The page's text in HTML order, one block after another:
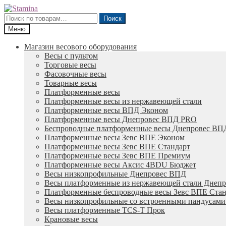
Перейти
к
навигации
Перейти
к
содержимому
Искать:
Поиск
Меню
Магазин весового оборудования
Весы с пультом
Торговые весы
Фасовочные весы
Товарные весы
Платформенные весы
Платформенные весы из нержавеющей стали
Платформенные весы ВПД Эконом
Платформенные весы Днепровес ВПД PRO
Беспроводные платформенные весы Днепровес
Платформенные весы Зевс ВПЕ Эконом
Платформенные весы Зевс ВПЕ Стандарт
Платформенные весы Зевс ВПЕ Премиум
Платформенные весы Аксис 4BDU Бюджет
Весы низкопрофильные Днепровес ВПД
Весы платформенные из нержавеющей стали
Платформенные беспроводные весы Зевс ВПЕ
Весы низкопрофильные со встроенными
Весы платформенные TCS-T Прок
Крановые весы